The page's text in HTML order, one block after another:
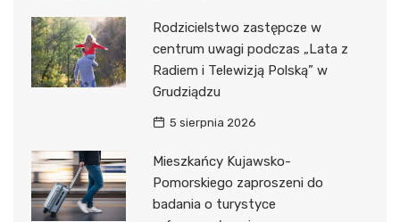
Rodzicielstwo zastępcze w
centrum uwagi podczas „Lata z
Radiem i Telewizją Polską” w
Grudziądzu
5 sierpnia 2026
Mieszkańcy Kujawsko-
Pomorskiego zaproszeni do
badania o turystyce